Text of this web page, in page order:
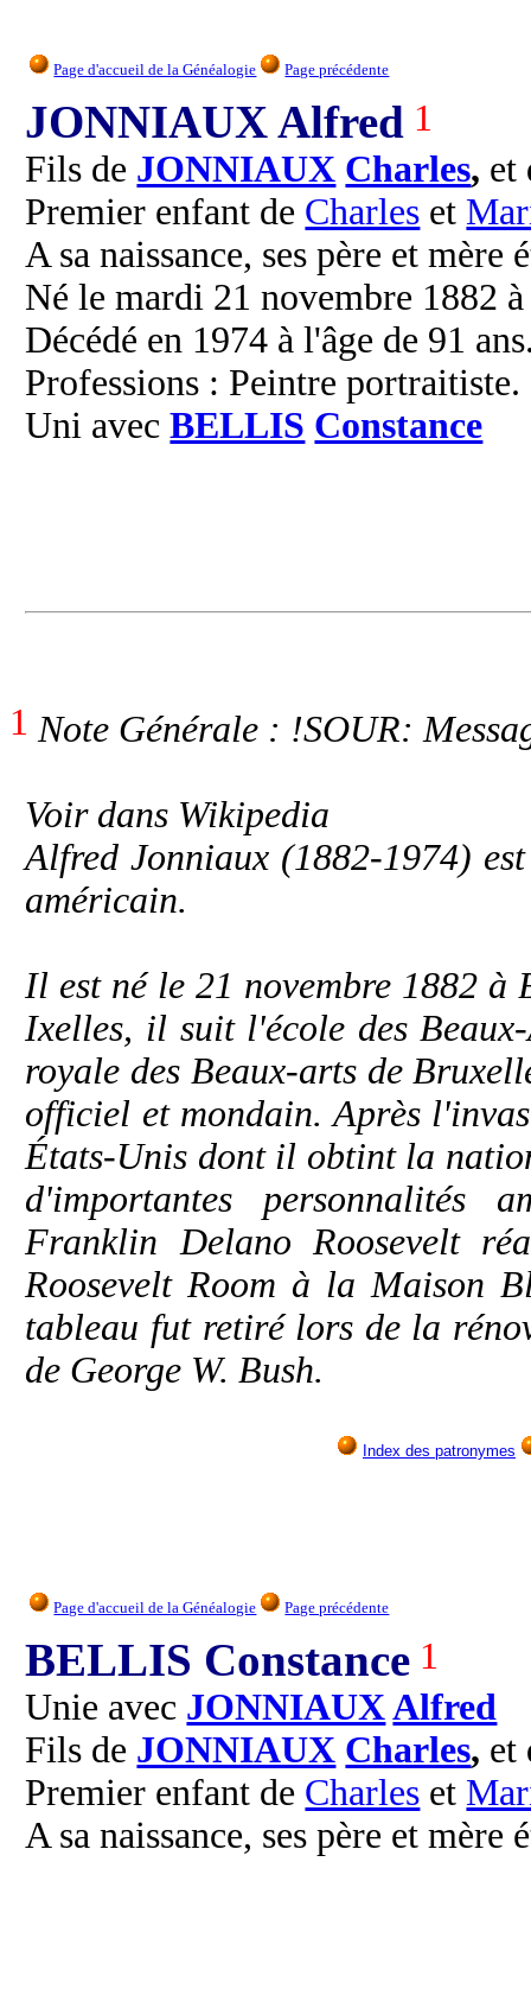
Page d'accueil de la Généalogie Page précédente
JONNIAUX Alfred 1
Fils de JONNIAUX Charles, et
Premier enfant de Charles et
A sa naissance, ses père et mère
Né le mardi 21 novembre 1882
Décédé en 1974 à l'âge de 91
Professions : Peintre portraitiste.
Uni avecBELLIS Constance
1 Note Générale : !SOUR:
Voir dans Wikipedia
Alfred Jonniaux (1882-1974)
américain.
Il est né le 21 novembre 1882 à
Ixelles, il suit l'école des
royale des Beaux-arts de
officiel et mondain. Après
États-Unis dont il obtint la
d'importantes personnalités
Franklin Delano Roosevelt
Roosevelt Room à la Maison
tableau fut retiré lors de la
de George W. Bush.
Index des patronymes
Page d'accueil de la Généalogie Page précédente
BELLIS Constance 1
Unie avec JONNIAUXAlfred
Fils de JONNIAUX Charles, et
Premier enfant de Charles et
A sa naissance, ses père et mère